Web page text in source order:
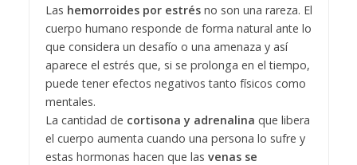
Las hemorroides por estrésno son una rareza. El
cuerpo humano responde de forma natural ante lo
que considera un desafío o una amenaza y así
aparece el estrés que, si se prolonga en el tiempo,
puede tener efectos negativos tanto físicos como
mentales.
La cantidad de cortisona y adrenalina que libera
el cuerpo aumenta cuando una persona lo sufre y
estas hormonas hacen que las venas se